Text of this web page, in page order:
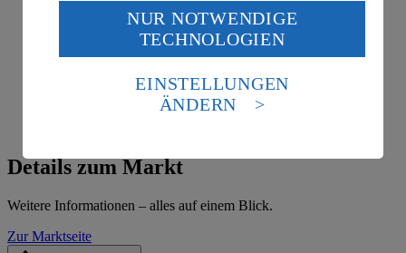
Details zum Markt
Weitere Informationen – alles auf einem Blick.
Zur Marktseite
Wenn du auf „Aktivieren“ klickst, willigst du im Sinne
des Art. 49 Abs. 1 Satz 1 lit. a) DSGVO ein, dass deine
Daten in den USA verarbeitet werden. Der EuGH sieht
die USA als Land mit einem nach europäischen
Standards nicht angemessenen Datenschutzniveau an.
Es besteht das Risiko eines Zugriffs durch US-
Informationen zum Herausgeber der Seite findest du
imImpressum
NUR NOTWENDIGE
TECHNOLOGIEN
EINSTELLUNGEN
ÄNDERN